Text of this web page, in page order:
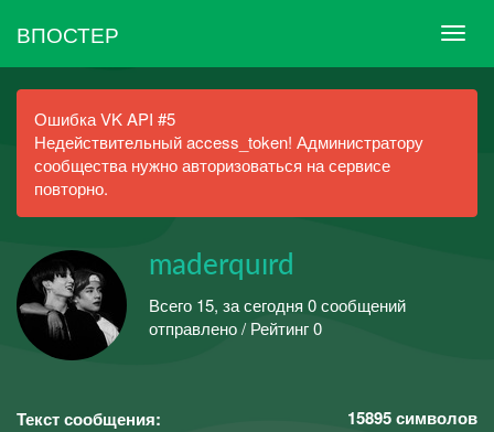
ВПОСТЕР
Ошибка VK API #5
Недействительный access_token! Администратору
сообщества нужно авторизоваться на сервисе
повторно.
maderquırd
Всего 15, за сегодня 0 сообщений
отправлено / Рейтинг 0
Текст сообщения: 15895символов